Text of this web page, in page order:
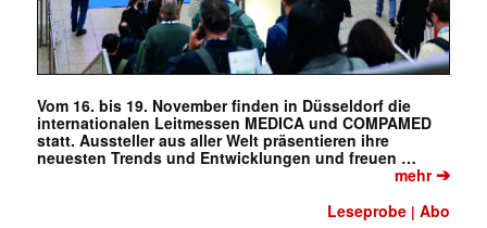
Mit dem |transkript-Newsletter
jede Woche aktuell informiert.
E-
Mail
(erforderlich)
Vom 16. bis 19. November finden in Düsseldorf die
internationalen Leitmessen MEDICA und COMPAMED
statt. Aussteller aus aller Welt präsentieren ihre
neuesten Trends und Entwicklungen und freuen …
mehr➔
Leseprobe |Abo